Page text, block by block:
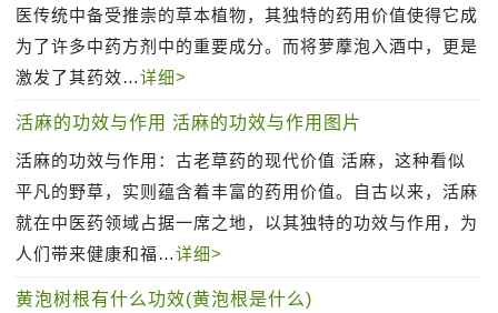
医传统中备受推崇的草本植物，其独特的药用价值使得它成
为了许多中药方剂中的重要成分。而将萝藦泡入酒中，更是
激发了其药效…详细>
活麻的功效与作用 活麻的功效与作用图片
活麻的功效与作用：古老草药的现代价值 活麻，这种看似
平凡的野草，实则蕴含着丰富的药用价值。自古以来，活麻
就在中医药领域占据一席之地，以其独特的功效与作用，为
人们带来健康和福…详细>
黄泡树根有什么功效(黄泡根是什么)